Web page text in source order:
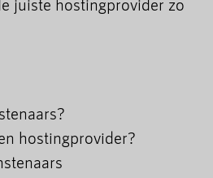
juiste hostingprovider zo
hostingprovider?